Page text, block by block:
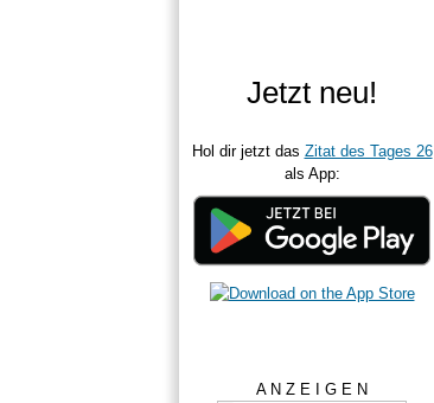
Jetzt neu!
Hol dir jetzt das Zitat des Tages 26
als App:
A N Z E I G E N